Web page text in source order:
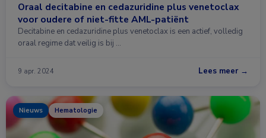
Oraal decitabine en cedazuridine plus venetoclax
voor oudere of niet-fitte AML-patiënt
Decitabine en cedazuridine plus venetoclax is een actief, volledig
oraal regime dat veilig is bij …
9 apr. 2024 Lees meer →
Nieuws Hematologie